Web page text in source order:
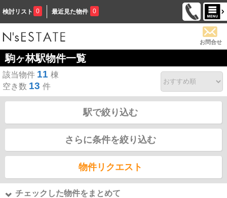
検討リスト 0 最近見た物件 0
お問合せ
駒ヶ林駅物件一覧
該当物件 11 棟
空き数 13 件
駅で絞り込む
さらに条件を絞り込む
物件リクエスト
チェックした物件をまとめて